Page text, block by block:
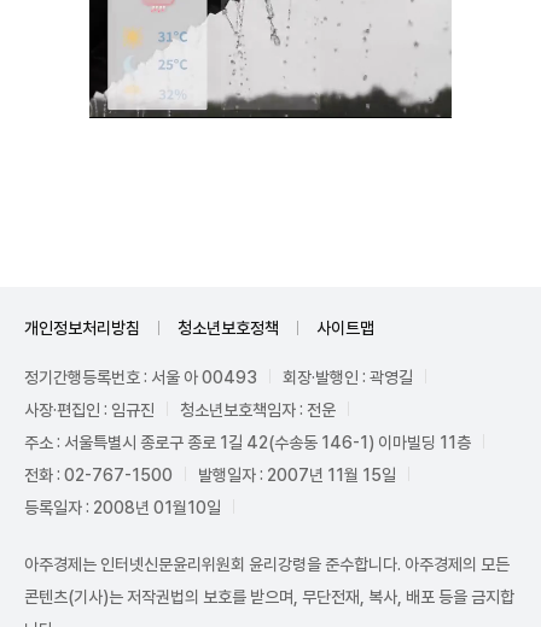
개인정보처리방침 청소년보호정책 사이트맵
정기간행등록번호 : 서울 아 00493
회장·발행인 : 곽영길
사장·편집인 : 임규진
청소년보호책임자 : 전운
주소 : 서울특별시 종로구 종로 1길 42(수송동 146-1) 이마빌딩 11층
전화 : 02-767-1500
발행일자 : 2007년 11월 15일
등록일자 : 2008년 01월10일
아주경제는 인터넷신문윤리위원회 윤리강령을 준수합니다. 아주경제의 모든
콘텐츠(기사)는 저작권법의 보호를 받으며, 무단전재, 복사, 배포 등을 금지합